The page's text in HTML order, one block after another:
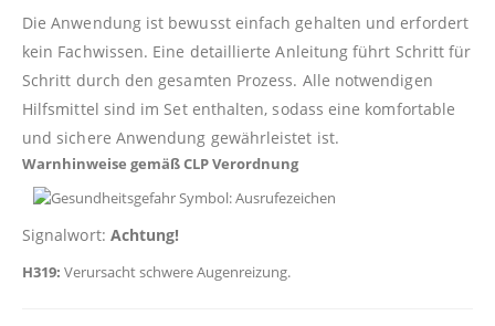
Die Anwendung ist bewusst einfach gehalten und erfordert
kein Fachwissen. Eine detaillierte Anleitung führt Schritt für
Schritt durch den gesamten Prozess. Alle notwendigen
Hilfsmittel sind im Set enthalten, sodass eine komfortable
und sichere Anwendung gewährleistet ist.
Warnhinweise gemäß CLP Verordnung
Signalwort: Achtung!
H319: Verursacht schwere Augenreizung.